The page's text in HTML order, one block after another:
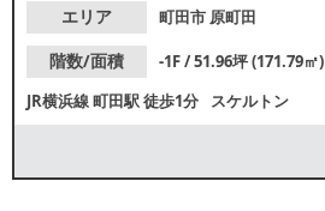
エリア
町田市 原町田
階数/面積
-1F / 51.96坪 (171.79㎡)
JR横浜線町田駅徒歩1分 スケルトン